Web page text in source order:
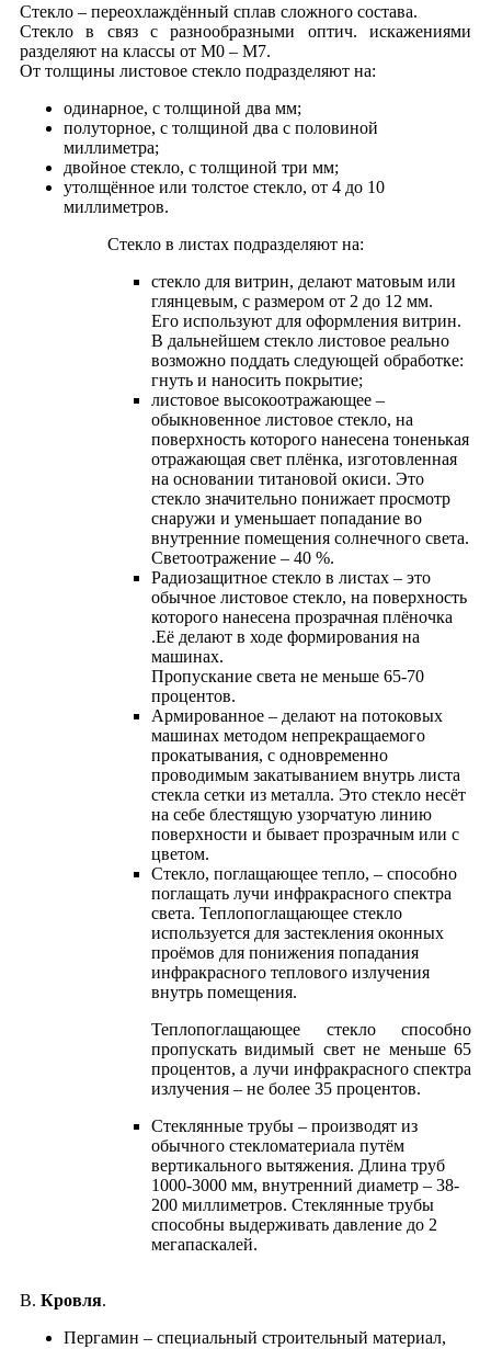
Cтекло – переохлаждённый сплав сложного состава.
Стекло в связ с разнообразными оптич. искажениями
разделяют на классы от М0 – М7.
От толщины листовое стекло подразделяют на:
одинарное, с толщиной два мм;
полуторное, с толщиной два с половиной
миллиметра;
двойное стекло, с толщиной три мм;
утолщённое или толстое стекло, от 4 до 10
миллиметров.
Стекло в листах подразделяют на:
стекло для витрин, делают матовым или
глянцевым, с размером от 2 до 12 мм.
Его используют для оформления витрин.
В дальнейшем стекло листовое реально
возможно поддать следующей обработке:
гнуть и наносить покрытие;
листовое высокоотражающее –
обыкновенное листовое стекло, на
поверхность которого нанесена тоненькая
отражающая свет плёнка, изготовленная
на основании титановой окиси. Это
стекло значительно понижает просмотр
снаружи и уменьшает попадание во
внутренние помещения солнечного света.
Светоотражение – 40 %.
Радиозащитное стекло в листах – это
обычное листовое стекло, на поверхность
которого нанесена прозрачная плёночка
.Её делают в ходе формирования на
машинах.
Пропускание света не меньше 65-70
процентов.
Армированное – делают на потоковых
машинах методом непрекращаемого
прокатывания, с одновременно
проводимым закатыванием внутрь листа
стекла сетки из металла. Это стекло несёт
на себе блестящую узорчатую линию
поверхности и бывает прозрачным или с
цветом.
Стекло, поглащающее тепло, – способно
поглащать лучи инфракрасного спектра
света. Теплопоглащающее стекло
используется для застекления оконных
проёмов для понижения попадания
инфракрасного теплового излучения
внутрь помещения.
Теплопоглащающее стекло способно
пропускать видимый свет не меньше 65
процентов, а лучи инфракрасного спектра
излучения – не более 35 процентов.
Cтеклянные трубы – производят из
обычного стекломатериала путём
вертикального вытяжения. Длина труб
1000-3000 мм, внутренний диаметр – 38-
200 миллиметров. Стеклянные трубы
способны выдерживать давление до 2
мегапаскалей.
В. Кровля.
Пергамин – специальный строительный материал,